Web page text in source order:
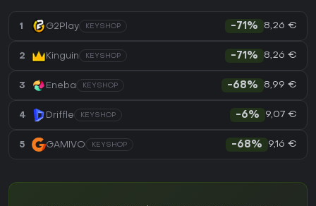
1 G2Play KEYSHOP -71% 8,26 €
2 Kinguin KEYSHOP -71% 8,26 €
3 Eneba KEYSHOP -68% 8,99 €
4 Driffle KEYSHOP -6% 9,07 €
5 GAMIVO KEYSHOP -68% 9,16 €